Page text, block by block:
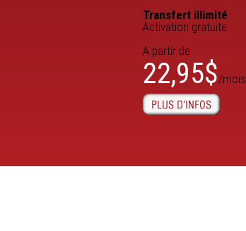
Transfert illimité
Activation gratuite
A partir de
22,95$/mois